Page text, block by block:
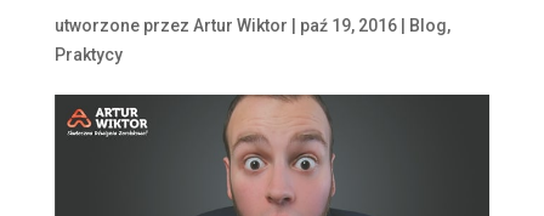
utworzone przez Artur Wiktor paź 19, 2016| Blog,
Praktycy